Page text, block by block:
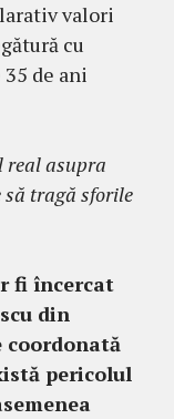
valori
cu
de ani
real asupra
să tragă sforile
fi încercat
din
pericolul